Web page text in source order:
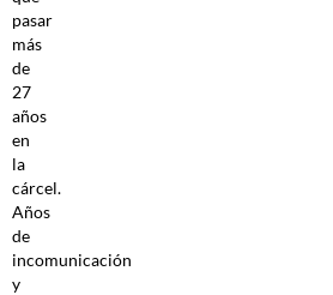
pasar
más
de
27
años
en
la
cárcel.
Años
de
incomunicación
y